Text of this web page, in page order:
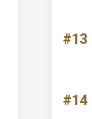
#13
#14